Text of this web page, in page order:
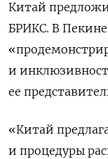
Китай
БРИКС. В
и
ее
«Китай
и процедуры